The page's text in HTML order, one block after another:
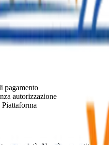
pagamento
autorizzazione